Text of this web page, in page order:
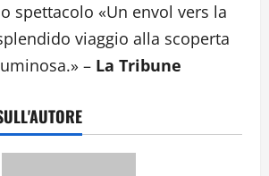
spettacolo «Un envol vers la
viaggio alla scoperta
– La Tribune